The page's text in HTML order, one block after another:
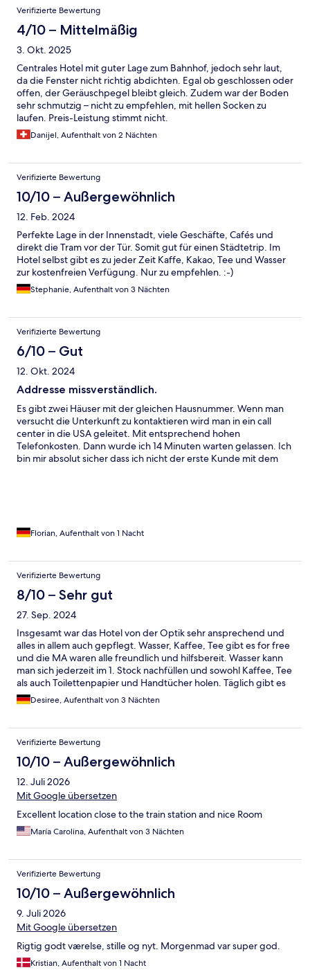
Verifizierte Bewertung
4/10 – Mittelmäßig
3. Okt. 2025
Centrales Hotel mit guter Lage zum Bahnhof, jedoch sehr laut,
da die Fenster nicht richtig abdichten. Egal ob geschlossen oder
offen, der Geräuschpegel bleibt gleich. Zudem war der Boden
sehr schmutzig – nicht zu empfehlen, mit hellen Socken zu
laufen. Preis-Leistung stimmt nicht.
Danijel, Aufenthalt von 2 Nächten
Verifizierte Bewertung
10/10 – Außergewöhnlich
12. Feb. 2024
Perfekte Lage in der Innenstadt, viele Geschäfte, Cafés und
direkt die Tram vor der Tür. Somit gut für einen Städtetrip. Im
Hotel selbst gibt es zu jeder Zeit Kaffe, Kakao, Tee und Wasser
zur kostenfreien Verfügung. Nur zu empfehlen. :-)
Stephanie, Aufenthalt von 3 Nächten
Verifizierte Bewertung
6/10 – Gut
12. Okt. 2024
Addresse missverständlich.
Es gibt zwei Häuser mit der gleichen Hausnummer. Wenn man
versucht die Unterkunft zu kontaktieren wird man in ein call
center in die USA geleitet. Mit entsprechend hohen
Telefonkosten. Dann wurde ich 14 Minuten warten gelassen. Ich
bin mir absolut sicher dass ich nicht der erste Kunde mit dem
Florian, Aufenthalt von 1 Nacht
Verifizierte Bewertung
8/10 – Sehr gut
27. Sep. 2024
Insgesamt war das Hotel von der Optik sehr ansprechend und
alles in allem auch gepflegt. Wasser, Kaffee, Tee gibt es for free
und die MA waren alle freundlich und hilfsbereit. Wasser kann
man sich jederzeit im 1. Stock nachfüllen und sowohl Kaffee, Tee
als auch Toilettenpapier und Handtücher holen. Täglich gibt es
einen Touch up durch das Housekeeping. Wenn nicht
gewünscht/benötigt hängt man einfach das "Nicht stören"
dank der Fenster ist es trotzdem recht ruhig. Wir waren im 4.
Stock mit Fenstern zur Seitenstraße. Von den Zimmernachbarn
hört man max. Wenn sie Wasser laufen lassen, ansonsten
wirklich nix. Im Bad gibt es Rollos an den Fenstern, jedoch sind
diese so angebracht, dass die Halterung wenn man das Fenster
öffnet sehr leicht ein Loch in der Wand fabrizieren.
war eines der Rollos kaputt und ließ sich nicht mehr hochrollen
bzw. Es war kein Band vorhanden. Ein Handtuch für den Boden
wurde es nur vergessen. War für uns nicht schlimm. Die Wände
haben doch einige Macken und Streifen von Koffern etc.
Ebenfalls nicht schlimm und aufgrund der "Größe" des Zimmers
auch verständlich. Dennoch würde ich in anbetracht des Preises
erwarten, dass eben auch diese Details bzw vermeintlich.
Kleinigkeiten berücksichtigt werden. Also insgesamt ein
empfehlenswertes Hotel 👍
Desiree, Aufenthalt von 3 Nächten
Verifizierte Bewertung
10/10 – Außergewöhnlich
12. Juli 2026
Mit Google übersetzen
Excellent location close to the train station and nice Room
María Carolina, Aufenthalt von 3 Nächten
Verifizierte Bewertung
10/10 – Außergewöhnlich
9. Juli 2026
Mit Google übersetzen
Rigtig godt værelse, stille og nyt. Morgenmad var super god.
Kristian, Aufenthalt von 1 Nacht